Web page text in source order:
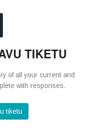
TIKETU
of all your current and
with responses.
tiketu